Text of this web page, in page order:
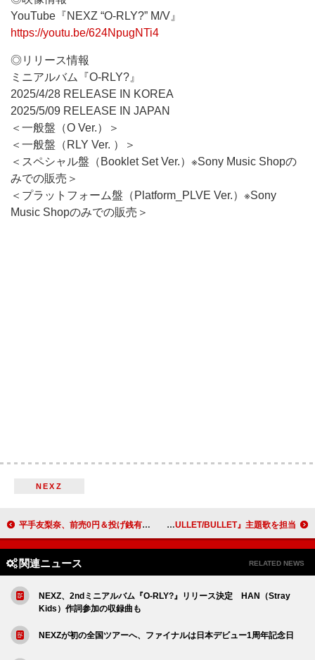
YouTube『NEXZ “O-RLY?” M/V』
https://youtu.be/624NpugNTi4
◎リリース情報
ミニアルバム『O-RLY?』
2025/4/28 RELEASE IN KOREA
2025/5/09 RELEASE IN JAPAN
＜一般盤（O Ver.）＞
＜一般盤（RLY Ver. ）＞
＜スペシャル盤（Booklet Set Ver.）※Sony Music Shopの
みでの販売＞
＜プラットフォーム盤（Platform_PLVE Ver.）※Sony
Music Shopのみでの販売＞
NEXZ
平手友梨奈、前売0円＆投げ銭有りの初ワンマンライブを開催へ ちゃんみな、心を焚きつける新曲でアニメ『BULLET/BULLET』主題歌を担当
関連ニュース RELATED NEWS
NEXZ、2ndミニアルバム『O-RLY?』リリース決定 HAN（Stray
Kids）作詞参加の収録曲も
NEXZが初の全国ツアーへ、ファイナルは日本デビュー1周年記念日